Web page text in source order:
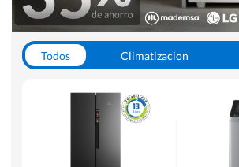
Todos Climatizacion
Hornos y Microondas